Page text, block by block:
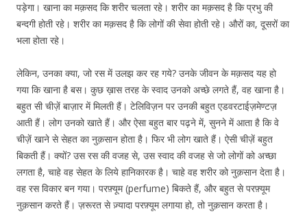
पड़ेगा। खाना का मक़सद कि शरीर चलता रहे। शरीर का मक़सद है कि प्रभु की
बन्दगी होती रहे। शरीर का मक़सद है कि लोगों की सेवा होती रहे। औरों का, दूसरों का
भला होता रहे।
लेकिन, उनका क्या, जो रस में उलझ कर रह गये? उनके जीवन के मक़सद यह हो
गया कि खाना है बस। कुछ ख़ास तरह के स्वाद उनको अच्छे लगते हैं, वह खाना है।
बहुत सी चीज़ें बाज़ार में मिलती हैं। टेलिविज़न पर उनकी बहुत एडवरटाईज़मेण्टज़
आती हैं। लोग उनको खाते हैं। और ऐसा बहुत बार पढ़ने में, सुनने में आता है कि वे
चीज़ें खाने से सेहत का नुक़सान होता है। फिर भी लोग खाते हैं। ऐसी चीज़ें बहुत
बिकती हैं। क्यों? उस रस की वजह से, उस स्वाद की वजह से जो लोगों को अच्छा
लगता है, चाहे वह सेहत के लिये हानिकारक है। चाहे वह शरीर को नुक़सान देता है।
वह रस विकार बन गया। परफ़्यूम (perfume) बिकते हैं, और बहुत से परफ़्यूम
नुक़सान करते हैं। ज़रूरत से ज़्यादा परफ़्यूम लगाया हो, तो नुक़सान करता है।